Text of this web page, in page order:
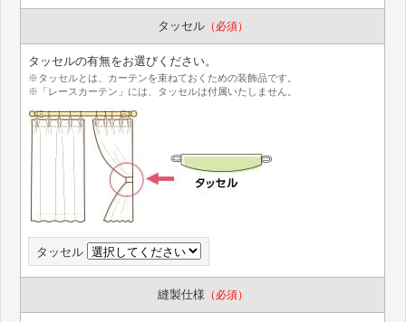
タッセル（必須）
タッセルの有無をお選びください。
※タッセルとは、カーテンを束ねておくための装飾品です。
※「レースカーテン」には、タッセルは付属いたしません。
タッセル
縫製仕様 （必須）